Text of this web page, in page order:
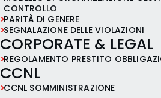
CONTROLLO
PARITÀ DI GENERE
SEGNALAZIONE DELLE VIOLAZIONI
CORPORATE & LEGAL
REGOLAMENTO PRESTITO
CCNL
CCNL SOMMINISTRAZIONE